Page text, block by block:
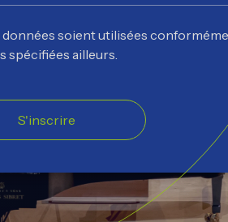
données soient utilisées
spécifiées ailleurs.
S'inscrire